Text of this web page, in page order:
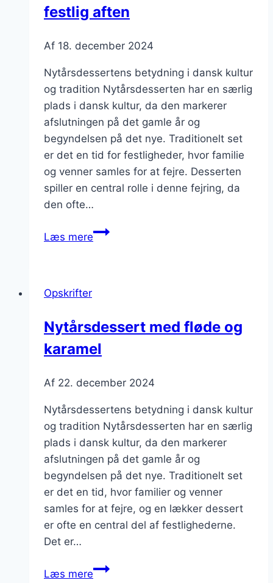
festlig aften
Af 18. december 2024
Nytårsdessertens betydning i dansk kultur
og tradition Nytårsdesserten har en særlig
plads i dansk kultur, da den markerer
afslutningen på det gamle år og
begyndelsen på det nye. Traditionelt set
er det en tid for festligheder, hvor familie
og venner samles for at fejre. Desserten
spiller en central rolle i denne fejring, da
den ofte…
Læs mereNytårsdessert
Opskrifter
Nytårsdessert med fløde og
karamel
Af 22. december 2024
Nytårsdessertens betydning i dansk kultur
og tradition Nytårsdesserten har en særlig
plads i dansk kultur, da den markerer
afslutningen på det gamle år og
begyndelsen på det nye. Traditionelt set
er det en tid, hvor familier og venner
samles for at fejre, og en lækker dessert
er ofte en central del af festlighederne.
Det er…
Læs mereNytårsdessert